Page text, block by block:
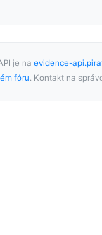
je na evidence-
fóru. Kontakt na